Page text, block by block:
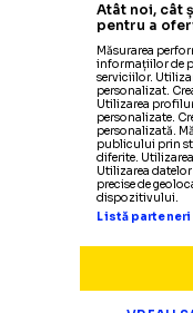
Atât noi, cât
pentru a
Măsurarea
informațiilor de
serviciilor.
personalizat.
Utilizarea
personalizate.
personalizată.
publicului prin
diferite.
Utilizarea
precise de
dispozitivului.
Listă